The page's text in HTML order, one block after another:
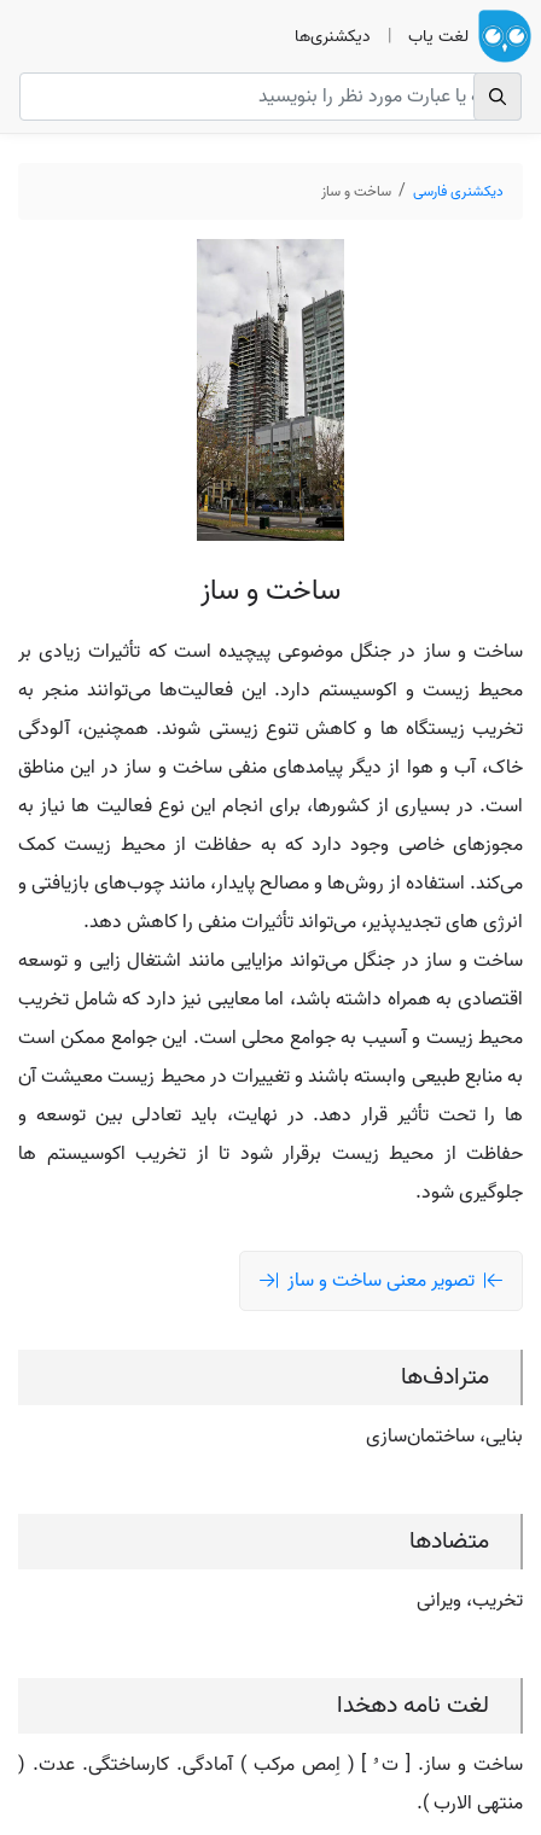
لغت یاب | دیکشنری‌ها
دیکشنری فارسی ساخت و ساز
ساخت و ساز
ساخت و ساز در جنگل موضوعی پیچیده است که تأثیرات زیادی بر
محیط زیست و اکوسیستم دارد. این فعالیت‌ها می‌توانند منجر به
تخریب زیستگاه‌ ها و کاهش تنوع زیستی شوند. همچنین، آلودگی
خاک، آب و هوا از دیگر پیامدهای منفی ساخت و ساز در این مناطق
است. در بسیاری از کشورها، برای انجام این نوع فعالیت‌ ها نیاز به
مجوزهای خاصی وجود دارد که به حفاظت از محیط زیست کمک
می‌کند. استفاده از روش‌ها و مصالح پایدار، مانند چوب‌های بازیافتی و
انرژی‌ های تجدیدپذیر، می‌تواند تأثیرات منفی را کاهش دهد.
ساخت و ساز در جنگل می‌تواند مزایایی مانند اشتغال‌ زایی و توسعه
اقتصادی به همراه داشته باشد، اما معایبی نیز دارد که شامل تخریب
محیط زیست و آسیب به جوامع محلی است. این جوامع ممکن است
به منابع طبیعی وابسته باشند و تغییرات در محیط زیست معیشت آن‌
ها را تحت تأثیر قرار دهد. در نهایت، باید تعادلی بین توسعه و
حفاظت از محیط زیست برقرار شود تا از تخریب اکوسیستم‌ ها
جلوگیری شود.
تصویر معنی ساخت و ساز
مترادف‌ها
بنایی، ساختمان‌سازی
متضادها
تخریب، ویرانی
لغت نامه دهخدا
ساخت و ساز. [ ت ُ ] ( اِمص مرکب ) آمادگی. کارساختگی. عدت. (
منتهی الارب ).